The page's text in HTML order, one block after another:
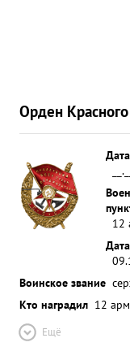
Орден
12
Воинское звание
Кто наградил 12
Ещё